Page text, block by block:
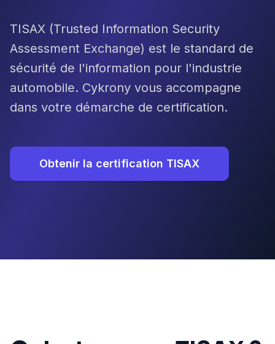
TISAX (Trusted Information Security
Assessment Exchange) est le standard de
sécurité de l'information pour l'industrie
automobile. Cykrony vous accompagne
dans votre démarche de certification.
Obtenir la certification TISAX